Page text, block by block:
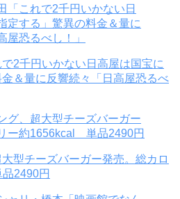
2千円いかない日高屋は国宝に
＆量に反響続々「日高屋恐るべ
型チーズバーガー発売。総カロ
2490円